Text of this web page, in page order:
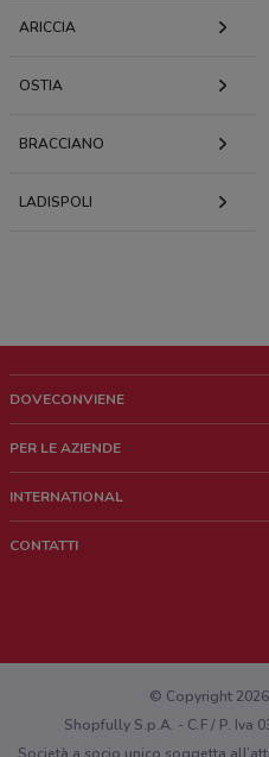
ARICCIA
OSTIA
BRACCIANO
LADISPOLI
DOVECONVIENE
Chi siamo
Lavora con noi
PER LE AZIENDE
Richieste commerciali e marketing
INTERNATIONAL
CONTATTI
Hai un malfunzionamento sul web o
© Copyright
Shopfully S.p.A. - C.F / P. Iva